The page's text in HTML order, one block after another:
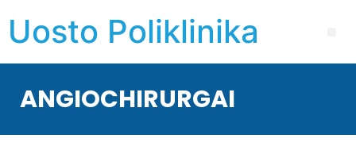
Uosto Poliklinika
ANGIOCHIRURGAI